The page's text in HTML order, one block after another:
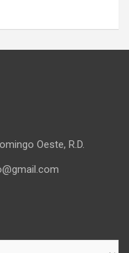
Oeste, R.D.